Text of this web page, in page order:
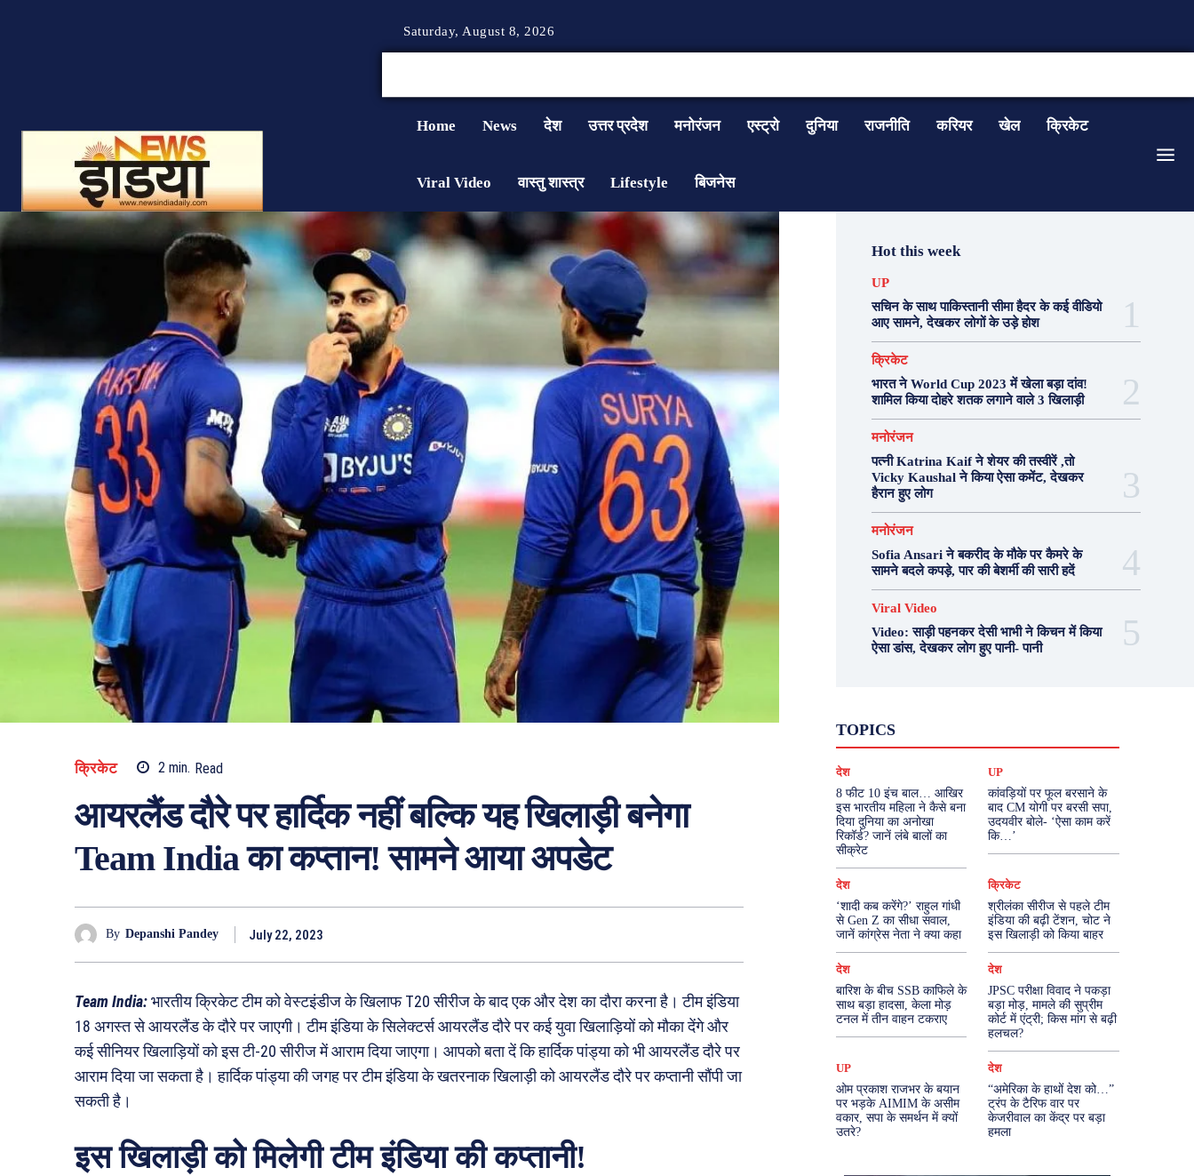
Saturday, August 8, 2026
Home News देश उत्तर प्रदेश मनोरंजन एस्ट्रो दुनिया राजनीति करियर खेल क्रिकेट
Viral Video वास्तु शास्त्र Lifestyle बिजनेस
क्रिकेट 2min. Read
आयरलैंड दौरे पर हार्दिक नहीं बल्कि यह खिलाड़ी बनेगा
Team India का कप्तान! सामने आया अपडेट
By Depanshi Pandey July 22, 2023
Team India:भारतीय क्रिकेट टीम को वेस्टइंडीज के खिलाफ T20 सीरीज के बाद एक और देश का दौरा करना है। टीम इंडिया
18 अगस्त से आयरलैंड के दौरे पर जाएगी। टीम इंडिया के सिलेक्टर्स आयरलैंड दौरे पर कई युवा खिलाड़ियों को मौका देंगे और
कई सीनियर खिलाड़ियों को इस टी-20 सीरीज में आराम दिया जाएगा। आपको बता दें कि हार्दिक पांड्या को भी आयरलैंड दौरे पर
आराम दिया जा सकता है। हार्दिक पांड्या की जगह पर टीम इंडिया के खतरनाक खिलाड़ी को आयरलैंड दौरे पर कप्तानी सौंपी जा
सकती है।
इस खिलाड़ी को मिलेगी टीम इंडिया की कप्तानी!
Hot this week
UP
सचिन के साथ पाकिस्तानी सीमा हैदर के कई वीडियो
आए सामने, देखकर लोगों के उड़े होश
क्रिकेट
भारत ने World Cup 2023 में खेला बड़ा दांव!
शामिल किया दोहरे शतक लगाने वाले 3 खिलाड़ी
मनोरंजन
पत्नी Katrina Kaif ने शेयर की तस्वीरें ,तो
Vicky Kaushal ने किया ऐसा कमेंट, देखकर
हैरान हुए लोग
मनोरंजन
Sofia Ansari ने बकरीद के मौके पर कैमरे के
सामने बदले कपड़े, पार की बेशर्मी की सारी हदें
Viral Video
Video: साड़ी पहनकर देसी भाभी ने किचन में किया
ऐसा डांस, देखकर लोग हुए पानी- पानी
TOPICS
दुनिया
मनोरंजन
राजनीति वास्तु शास्त्र
More
देश
8 फीट 10 इंच बाल… आखिर
इस भारतीय महिला ने कैसे बना
दिया दुनिया का अनोखा
रिकॉर्ड? जानें लंबे बालों का
सीक्रेट
UP
कांवड़ियों पर फूल बरसाने के
बाद CM योगी पर बरसी सपा,
उदयवीर बोले- ‘ऐसा काम करें
कि…’
देश
‘शादी कब करेंगे?’ राहुल गांधी
से Gen Z का सीधा सवाल,
जानें कांग्रेस नेता ने क्या कहा
क्रिकेट
श्रीलंका सीरीज से पहले टीम
इंडिया की बढ़ी टेंशन, चोट ने
इस खिलाड़ी को किया बाहर
देश
बारिश के बीच SSB काफिले के
साथ बड़ा हादसा, केला मोड़
टनल में तीन वाहन टकराए
देश
JPSC परीक्षा विवाद ने पकड़ा
बड़ा मोड़, मामले की सुप्रीम
कोर्ट में एंट्री; किस मांग से बढ़ी
हलचल?
UP
ओम प्रकाश राजभर के बयान
पर भड़के AIMIM के असीम
वकार, सपा के समर्थन में क्यों
उतरे?
देश
“अमेरिका के हाथों देश को…”
ट्रंप के टैरिफ वार पर
केजरीवाल का केंद्र पर बड़ा
हमला